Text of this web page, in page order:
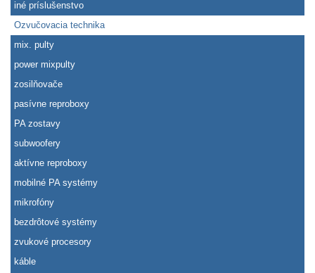
iné príslušenstvo
Ozvučovacia technika
mix. pulty
power mixpulty
zosilňovače
pasívne reproboxy
PA zostavy
subwoofery
aktívne reproboxy
mobilné PA systémy
mikrofóny
bezdrôtové systémy
zvukové procesory
káble